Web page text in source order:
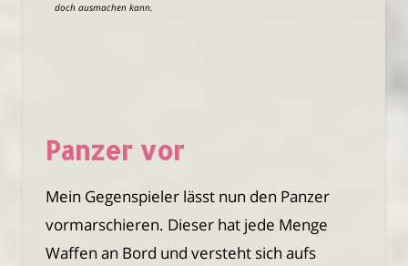
doch ausmachen kann.
Panzer vor
Mein Gegenspieler lässt nun den Panzer
vormarschieren. Dieser hat jede Menge
Waffen an Bord und versteht sich aufs